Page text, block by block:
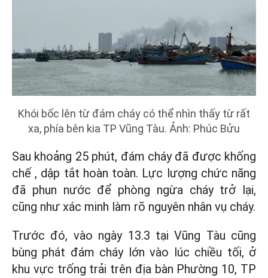
Khói bốc lên từ đám cháy có thể nhìn thấy từ rất
xa, phía bên kia TP Vũng Tàu. Ảnh: Phúc Bửu
Sau khoảng 25 phút, đám cháy đã được khống
chế , dập tắt hoàn toàn. Lực lượng chức năng
đã phun nước để phòng ngừa cháy trở lại,
cũng như xác minh làm rõ nguyên nhân vụ cháy.
Trước đó, vào ngày 13.3 tại Vũng Tàu cũng
bùng phát đám cháy lớn vào lúc chiều tối, ở
khu vực trống trải trên địa bàn Phường 10, TP